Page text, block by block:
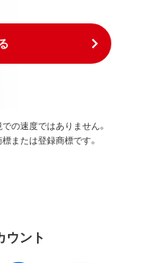
の速度ではありません。
または登録商標です。
ウント